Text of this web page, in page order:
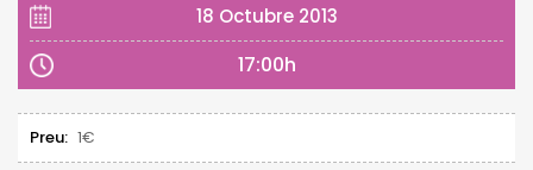
18 Octubre 2013
17:00h
Preu: 1€